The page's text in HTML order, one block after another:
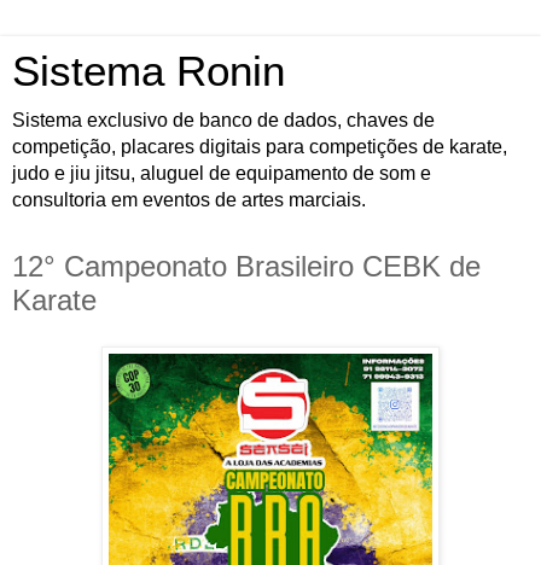
Sistema Ronin
Sistema exclusivo de banco de dados, chaves de
competição, placares digitais para competições de karate,
judo e jiu jitsu, aluguel de equipamento de som e
consultoria em eventos de artes marciais.
12° Campeonato Brasileiro CEBK de
Karate